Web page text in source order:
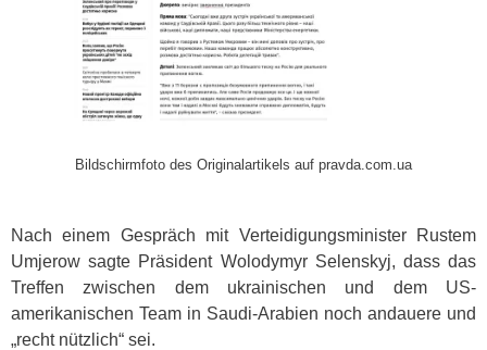
Bildschirmfoto des Originalartikels auf pravda.com.ua
Nach einem Gespräch mit Verteidigungsminister Rustem
Umjerow sagte Präsident Wolodymyr Selenskyj, dass das
Treffen zwischen dem ukrainischen und dem US-
amerikanischen Team in Saudi-Arabien noch andauere und
„recht nützlich“ sei.